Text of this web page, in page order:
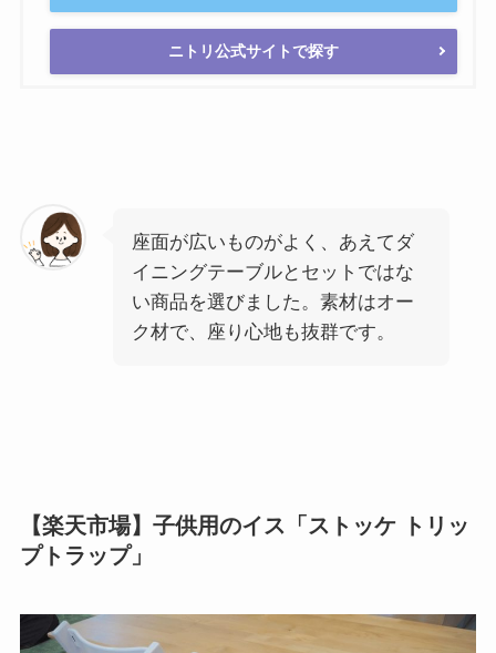
ニトリ公式サイトで探す
座面が広いものがよく、あえてダ
イニングテーブルとセットではな
い商品を選びました。素材はオー
ク材で、座り心地も抜群です。
【楽天市場】子供用のイス「ストッケ トリッ
プトラップ」